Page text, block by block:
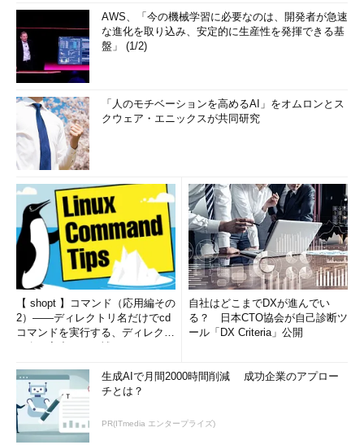
AWS、「今の機械学習に必要なのは、開発者が急速
な進化を取り込み、安定的に生産性を発揮できる基
盤」 (1/2)
「人のモチベーションを高めるAI」をオムロンとス
クウェア・エニックスが共同研究
【 shopt 】コマンド（応用編その
2）――ディレクトリ名だけでcd
コマンドを実行する、ディレクト
自社はどこまでDXが進んでい
る？ 日本CTO協会が自己診断ツ
ール「DX Criteria」公開
生成AIで月間2000時間削減 成功企業のアプロー
チとは？
PR(ITmedia エンタープライズ)